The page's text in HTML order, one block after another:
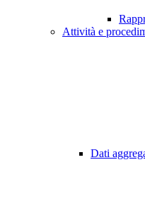
Attività e
Dati